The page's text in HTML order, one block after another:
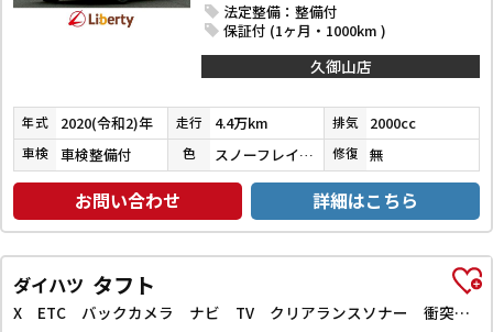
法定整備：整備付
保証付 (1ヶ月・1000km )
久御山店
年式 2020(令和2)年 走行 4.4万km 排気 2000cc
車検 車検整備付 色 スノーフレイクホワイトパールマイカ 修復 無
お問い合わせ 詳細はこちら
ダイハツ タフト
X ETC バックカメラ ナビ TV クリアランスソナー 衝突被害軽減システム オートライト スマートキー アイドリングストップ 電動格納ミラー スカイフィールトップ ESC CD Bluetooth